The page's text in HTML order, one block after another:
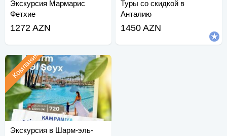
Экскурсия Мармарис
Фетхие
1272 AZN
Туры со скидкой в
Анталию
1450 AZN
Экскурсия в Шарм-эль-
Компания